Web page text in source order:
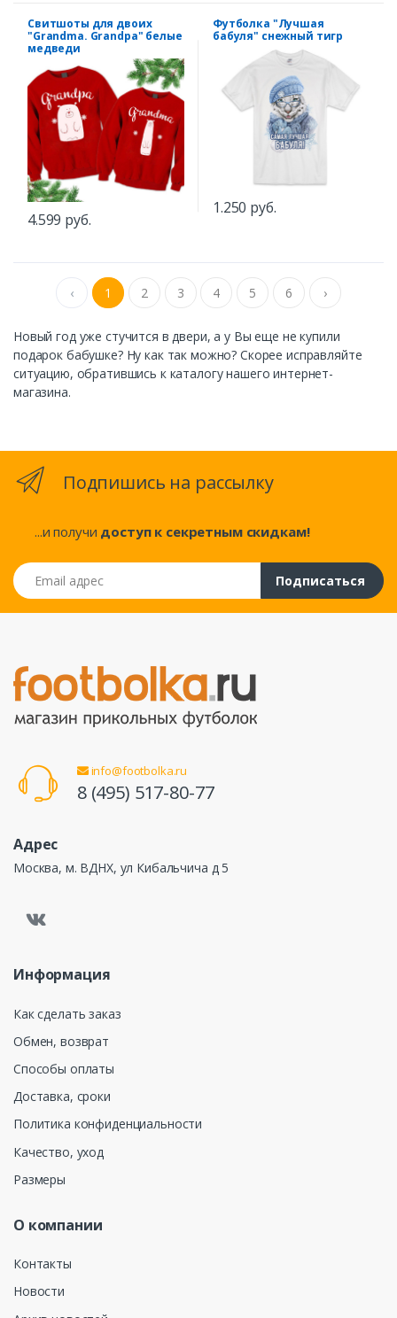
Свитшоты для двоих
"Grandma. Grandpa" белые
медведи
4.599 руб.
Футболка "Лучшая
бабуля" снежный тигр
1.250 руб.
‹ 1 2 3 4 5 6 ›
Новый год уже стучится в двери, а у Вы еще не купили
подарок бабушке? Ну как так можно? Скорее исправляйте
ситуацию, обратившись к каталогу нашего интернет-
магазина.
Подпишись на рассылку
...и получи доступ к секретным скидкам!
Email адрес
Подписаться
info@footbolka.ru
8 (495) 517-80-77
Адрес
Москва, м. ВДНХ, ул Кибальчича д 5
Информация
Как сделать заказ
Обмен, возврат
Способы оплаты
Доставка, сроки
Политика конфиденциальности
Качество, уход
Размеры
О компании
Контакты
Новости